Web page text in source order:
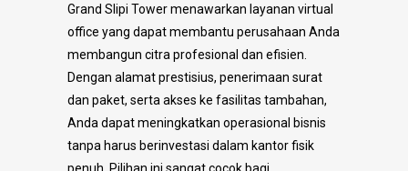
Grand Slipi Tower menawarkan layanan virtual
office yang dapat membantu perusahaan Anda
membangun citra profesional dan efisien.
Dengan alamat prestisius, penerimaan surat
dan paket, serta akses ke fasilitas tambahan,
Anda dapat meningkatkan operasional bisnis
tanpa harus berinvestasi dalam kantor fisik
penuh. Pilihan ini sangat cocok bagi